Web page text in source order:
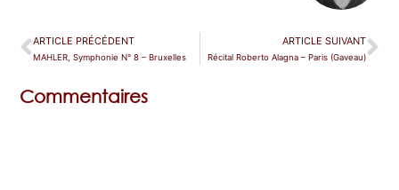
ARTICLE PRÉCÉDENT
MAHLER, Symphonie N° 8 – Bruxelles
ARTICLE SUIVANT
Récital Roberto Alagna – Paris (Gaveau)
Commentaires